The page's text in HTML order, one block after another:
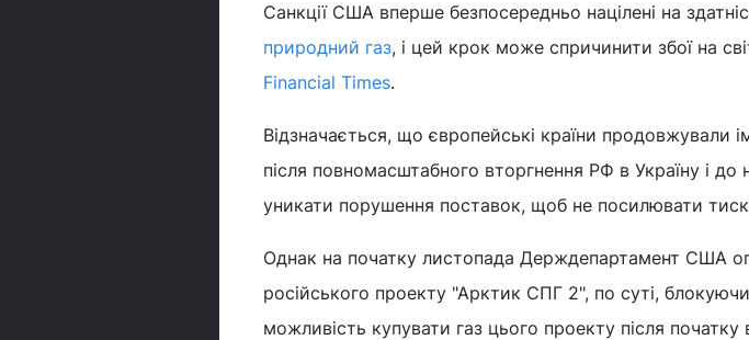
Санкції США вперше безпосередньо націлені на
природний газ, і цей крок може спричинити збої на
Financial Times.
Відзначається, що європейські країни продовжували
після повномасштабного вторгнення РФ в Україну і
уникати порушення поставок, щоб не посилювати
Однак на початку листопада Держдепартамент США
російського проекту "Арктик СПГ 2", по суті,
можливість купувати газ цього проекту після